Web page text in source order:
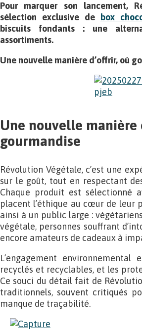
Pour marquer son lancement,
sélection exclusive de box
biscuits fondants : une
assortiments.
Une nouvelle manière d’offrir, où
Une nouvelle
gourmandise
Révolution Végétale, c’est une
sur le goût, tout en respectant
Chaque produit est sélectionné
placent l’éthique au cœur de leur
ainsi à un public large :
végétale, personnes souffrant
encore amateurs de cadeaux à
L’engagement
recyclés et recyclables, et les
Ce souci du détail fait de
traditionnels, souvent critiqués
manque de traçabilité.